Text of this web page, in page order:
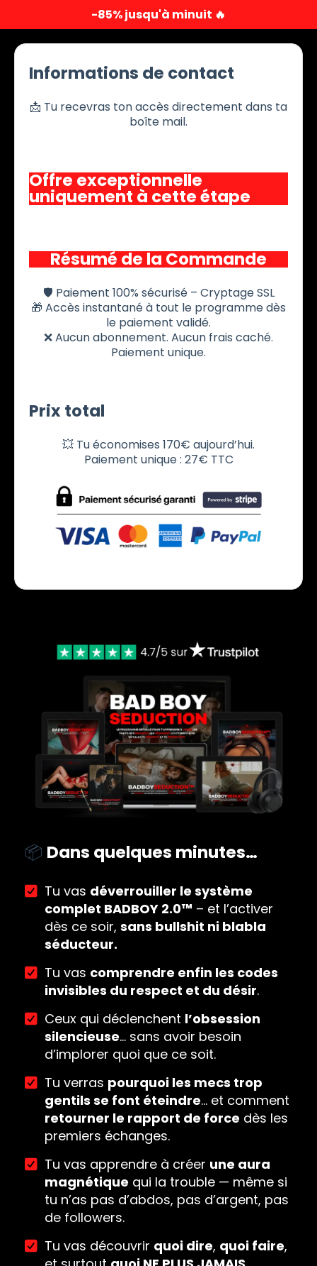
-85% jusqu'à minuit 🔥
Informations de contact
📩 Tu recevras ton accès directement dans ta
boîte mail.
Offre exceptionnelle
uniquement à cette étape
Résumé de la Commande
🛡️ Paiement 100% sécurisé – Cryptage SSL
🎁 Accès instantané à tout le programme dès
le paiement validé.
❌ Aucun abonnement. Aucun frais caché.
Paiement unique.
Prix total
💥 Tu économises 170€ aujourd’hui.
Paiement unique : 27€ TTC
📦 Dans quelques minutes…
Tu vas déverrouiller le système
complet BADBOY 2.0™ – et l’activer
dès ce soir, sans bullshit ni blabla
séducteur.
Tu vas comprendre enfin les codes
invisibles du respect et du désir.
Ceux qui déclenchent l’obsession
silencieuse… sans avoir besoin
d’implorer quoi que ce soit.
Tu verras pourquoi les mecs trop
gentils se font éteindre… et comment
retourner le rapport de force dès les
premiers échanges.
Tu vas apprendre à créer une aura
magnétique qui la trouble — même si
tu n’as pas d’abdos, pas d’argent, pas
de followers.
Tu vas découvrir quoi dire, quoi faire,